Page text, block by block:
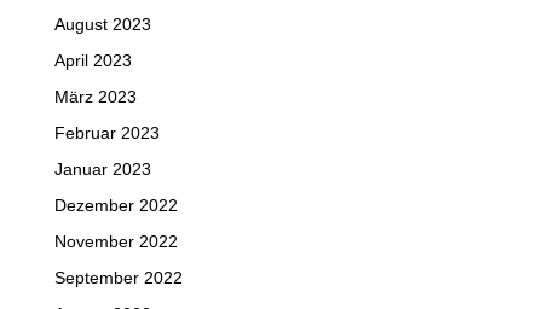
August 2023
April 2023
März 2023
Februar 2023
Januar 2023
Dezember 2022
November 2022
September 2022